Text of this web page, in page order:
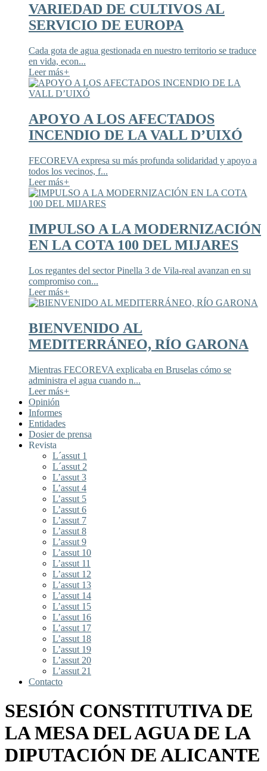
VARIEDAD DE CULTIVOS AL
SERVICIO DE EUROPA
Cada gota de agua gestionada en nuestro territorio se traduce
en vida, econ...
Leer más+
APOYO A LOS AFECTADOS
INCENDIO DE LA VALL D’UIXÓ
FECOREVA expresa su más profunda solidaridad y apoyo a
todos los vecinos, f...
Leer más+
IMPULSO A LA MODERNIZACIÓN
EN LA COTA 100 DEL MIJARES
Los regantes del sector Pinella 3 de Vila-real avanzan en su
compromiso con...
Leer más+
BIENVENIDO AL
MEDITERRÁNEO, RÍO GARONA
Mientras FECOREVA explicaba en Bruselas cómo se
administra el agua cuando n...
Leer más+
Opinión
Informes
Entidades
Dosier de prensa
Revista
L´assut 1
L´assut 2
L’assut 3
L’assut 4
L’assut 5
L’assut 6
L’assut 7
L’assut 8
L’assut 9
L’assut 10
L’assut 11
L’assut 12
L’assut 13
L’assut 14
L’assut 15
L’assut 16
L’assut 17
L’assut 18
L’assut 19
L’assut 20
L’assut 21
Contacto
SESIÓN CONSTITUTIVA DE
LA MESA DEL AGUA DE LA
DIPUTACIÓN DE ALICANTE